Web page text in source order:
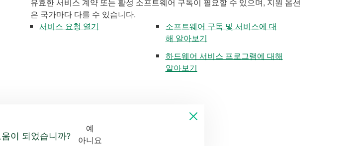
은 국가마다 다를 수 있습니다.
서비스 요청 열기
소프트웨어 구독 및 서비스에 대
해 알아보기
하드웨어 서비스 프로그램에 대해
알아보기
이 되었습니까?
예
아니요